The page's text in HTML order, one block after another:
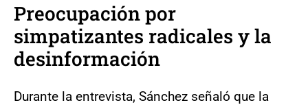
Preocupación por
simpatizantes radicales y la
desinformación
Durante la entrevista, Sánchez señaló que la